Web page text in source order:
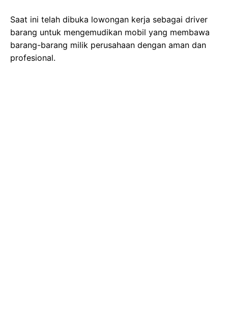
Saat ini telah dibuka lowongan kerja sebagai driver
barang untuk mengemudikan mobil yang membawa
barang-barang milik perusahaan dengan aman dan
profesional.